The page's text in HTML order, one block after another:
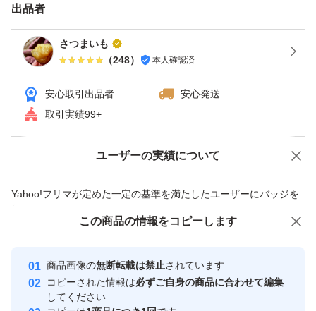
出品者
さつまいも
（248） 本人確認済
安心取引出品者
安心発送
取引実績99+
ユーザーの実績について
Yahoo!フリマが定めた一定の基準を満たしたユーザーにバッジを
付与しています
安心取引出品者
心・安全なユーザーです
取引実績
価格の相談 商品への質問
この商品の情報をコピーします
商品画像の無断転載は禁止されています
コピーされた情報は必ずご自身の商品に合わせて編集
してください
この商品をみている人にオススメ